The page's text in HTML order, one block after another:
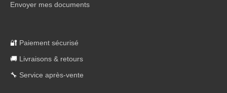
Envoyer mes documents
🔐 Paiement sécurisé
🚚 Livraisons & retours
🔧 Service après-vente